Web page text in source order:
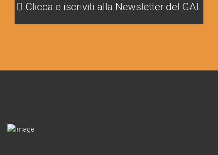
Clicca e iscriviti alla Newsletter del GAL